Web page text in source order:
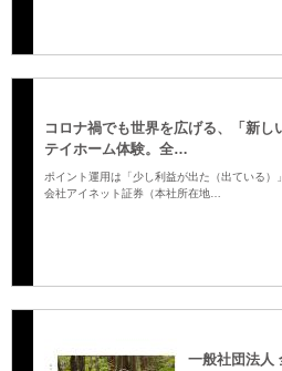
コロナ禍でも世界を広げる、「新し
テイホーム体験。全…
ポイント運用は「少し利益が出た（出ている
会社アイネット証券（本社所在地…
一般社団法人